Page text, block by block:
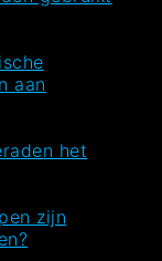
aan
het
zijn